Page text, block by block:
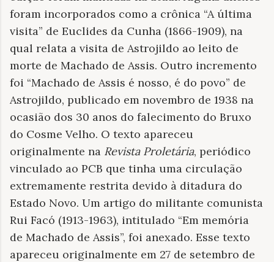
foram incorporados como a crônica “A última
visita” de Euclides da Cunha (1866-1909), na
qual relata a visita de Astrojildo ao leito de
morte de Machado de Assis. Outro incremento
foi “Machado de Assis é nosso, é do povo” de
Astrojildo, publicado em novembro de 1938 na
ocasião dos 30 anos do falecimento do Bruxo
do Cosme Velho. O texto apareceu
originalmente na Revista Proletária, periódico
vinculado ao PCB que tinha uma circulação
extremamente restrita devido à ditadura do
Estado Novo. Um artigo do militante comunista
Rui Facó (1913-1963), intitulado “Em memória
de Machado de Assis”, foi anexado. Esse texto
apareceu originalmente em 27 de setembro de